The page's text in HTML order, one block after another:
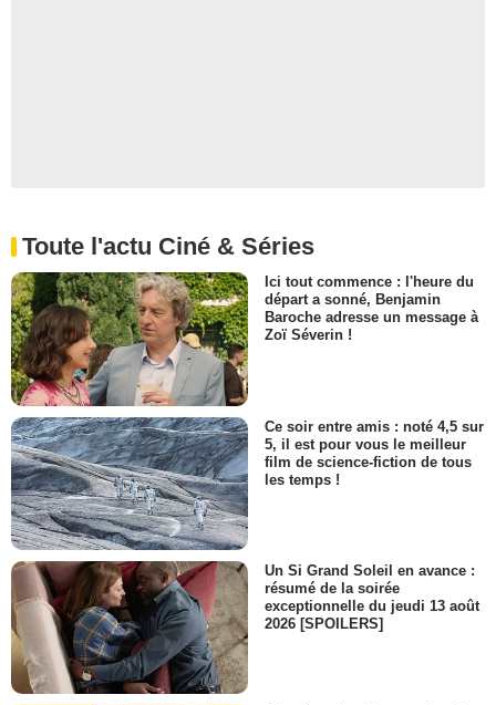
Toute l'actu Ciné & Séries
Ici tout commence : l'heure du
départ a sonné, Benjamin
Baroche adresse un message à
Zoï Séverin !
Ce soir entre amis : noté 4,5 sur
5, il est pour vous le meilleur
film de science-fiction de tous
les temps !
Un Si Grand Soleil en avance :
résumé de la soirée
exceptionnelle du jeudi 13 août
2026 [SPOILERS]